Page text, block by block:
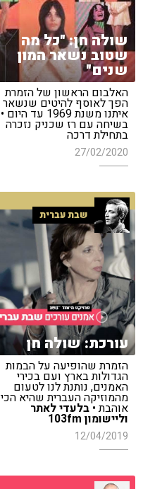
שולה חן: "כל מה
שטוב נשאר המון
שנים"
האלבום הראשון של הזמרת
הפך לאוסף להיטים שנשאר
איתנו משנת 1969 עד היום •
בשיחה עם רז שכניק נזכרה
בתחילת דרכה
27/02/2020
שבת עברית
עורכת: שולה חן
הזמרת שהופיעה על הבמות
הגדולות בארץ ועם בכירי
האמנים, נותנת לנו לטעום
מהמוזיקה העברית שהיא הכי
אוהבת •בלעדי לאתר
וליישומון 103fm
12/04/2019